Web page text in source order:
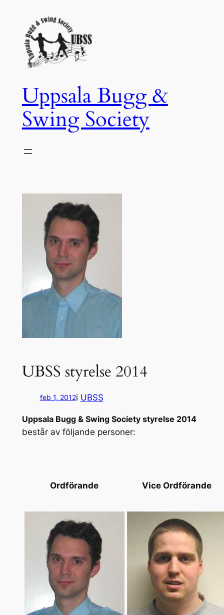
innehåll
Uppsala Bugg &
Swing Society
UBSS styrelse 2014
feb 1, 2012i UBSS
Uppsala Bugg & Swing Society styrelse 2014
består av följande personer:
Ordförande Vice Ordförande